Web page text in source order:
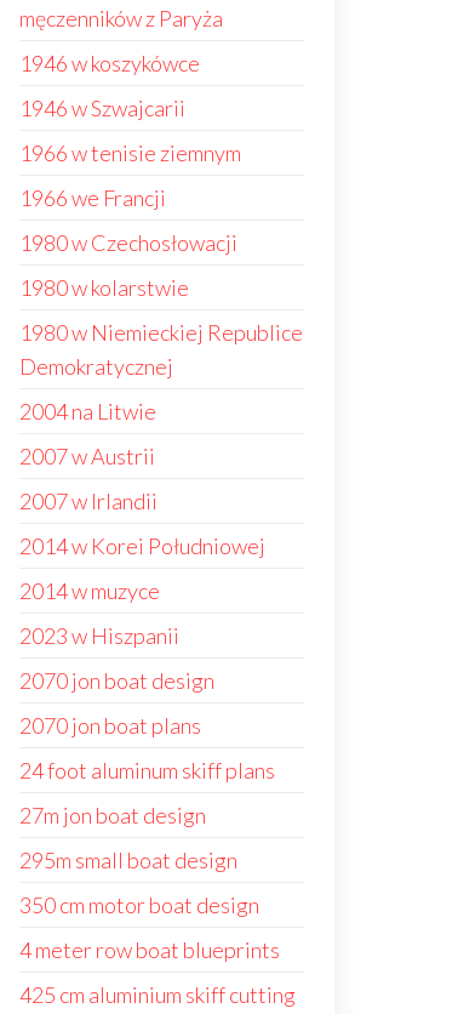
męczenników z Paryża
1946 w koszykówce
1946 w Szwajcarii
1966 w tenisie ziemnym
1966 we Francji
1980 w Czechosłowacji
1980 w kolarstwie
1980 w Niemieckiej Republice
Demokratycznej
2004 na Litwie
2007 w Austrii
2007 w Irlandii
2014 w Korei Południowej
2014 w muzyce
2023 w Hiszpanii
2070 jon boat design
2070 jon boat plans
24 foot aluminum skiff plans
27m jon boat design
295m small boat design
350 cm motor boat design
4 meter row boat blueprints
425 cm aluminium skiff cutting